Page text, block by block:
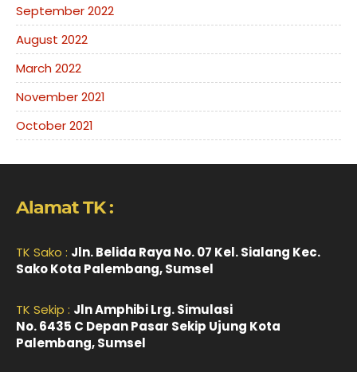
September 2022
August 2022
March 2022
November 2021
October 2021
Alamat TK :
TK Sako : Jln. Belida Raya No. 07 Kel. Sialang Kec.
Sako Kota Palembang, Sumsel
TK Sekip : Jln Amphibi Lrg. Simulasi
No. 6435 C Depan Pasar Sekip Ujung Kota
Palembang, Sumsel